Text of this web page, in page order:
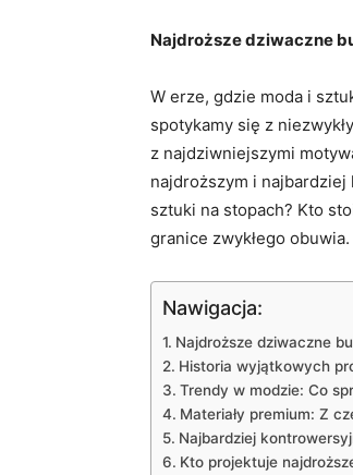
Najdroższe dziwaczne
W erze, gdzie moda i
spotykamy się z
z najdziwniejszymi
najdroższym i najbardziej
sztuki na stopach? Kto
granice zwykłego obuwia.
Nawigacja:
Najdroższe dziwaczne
Historia wyjątkowych
Trendy w modzie: Co
Materiały premium: Z
Najbardziej
Kto projektuje